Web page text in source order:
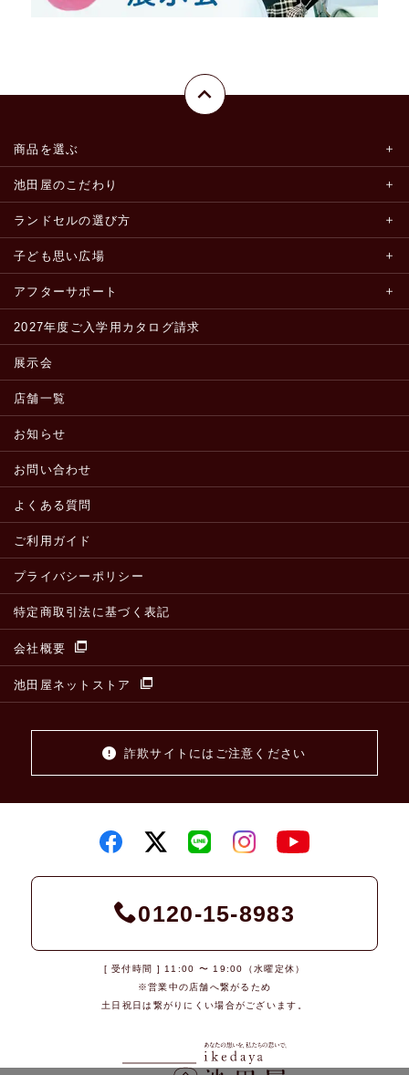
商品を選ぶ
池田屋のこだわり
ランドセルの選び方
子ども思い広場
アフターサポート
2027年度ご入学用カタログ請求
展示会
店舗一覧
お知らせ
お問い合わせ
よくある質問
ご利用ガイド
プライバシーポリシー
特定商取引法に基づく表記
会社概要
池田屋ネットストア
詐欺サイトにはご注意ください
0120-15-8983
[ 受付時間 ] 11:00 〜 19:00（水曜定休）
※営業中の店舗へ繋がるため
土日祝日は繋がりにくい場合がございます。